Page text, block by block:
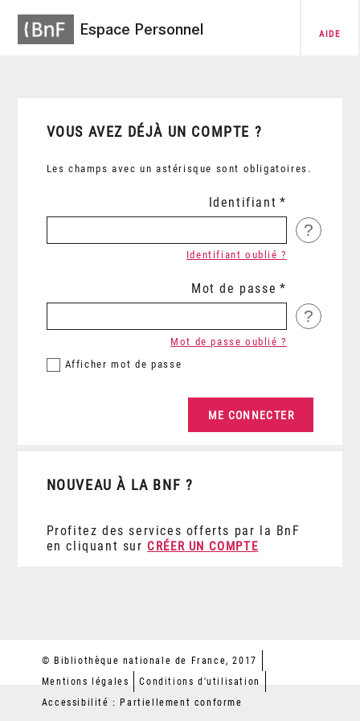
Espace Personnel AIDE
VOUS AVEZ DÉJÀ UN COMPTE ?
Les champs avec un astérisque sont obligatoires.
Identifiant
?
Identifiant oublié ?
Mot de passe
?
Afficher mot de passe
Mot de passe oublié ?
NOUVEAU À LA BNF ?
Profitez des services offerts par la BnF
en cliquant sur CRÉER UN COMPTE
© Bibliothèque nationale de France, 2017
Mentions légales
Conditions d'utilisation
Accessibilité : Partiellement conforme